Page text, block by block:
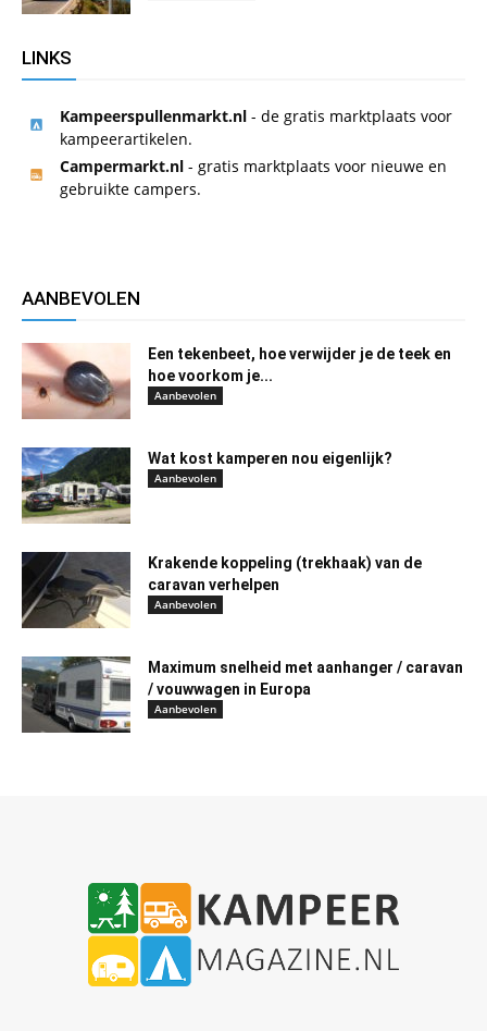
LINKS
Kampeerspullenmarkt.nl - de gratis marktplaats voor
kampeerartikelen.
Campermarkt.nl - gratis marktplaats voor nieuwe en
gebruikte campers.
AANBEVOLEN
Een tekenbeet, hoe verwijder je de teek en
hoe voorkom je...
Aanbevolen
Wat kost kamperen nou eigenlijk?
Aanbevolen
Krakende koppeling (trekhaak) van de
caravan verhelpen
Aanbevolen
Maximum snelheid met aanhanger / caravan
/ vouwwagen in Europa
Aanbevolen